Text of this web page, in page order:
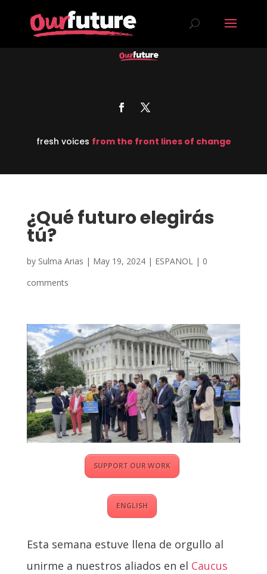
fresh voices from the front lines of change
¿Qué futuro elegirás
tú?
by Sulma Arias | May 19, 2024| ESPANOL| 0
comments
SUPPORT OUR WORK
ENGLISH
Esta semana estuve llena de orgullo al
unirme a nuestros aliados en el Caucus